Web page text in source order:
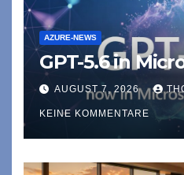
AZURE-NEWS
GPT-5.6 in
AUGUST 7, 2026
KEINE KOMMENTARE